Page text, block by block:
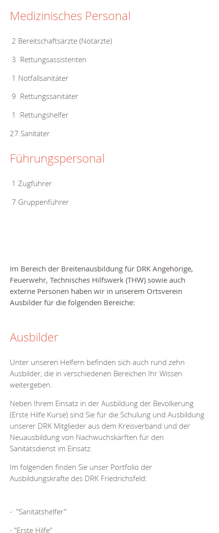
Medizinisches Personal
2 Bereitschaftsärzte (Notärzte)
3 Rettungsassistenten
1 Notfallsanitäter
9 Rettungssanitäter
1 Rettungshelfer
27 Sanitäter
Führungspersonal
1 Zugführer
7 Gruppenführer
Im Bereich der Breitenausbildung für DRK Angehörige,
Feuerwehr, Technisches Hilfswerk (THW) sowie auch
externe Personen haben wir in unserem Ortsverein
Ausbilder für die folgenden Bereiche:
Ausbilder
Unter unseren Helfern befinden sich auch rund zehn
Ausbilder, die in verschiedenen Bereichen Ihr Wissen
weitergeben.
Neben Ihrem Einsatz in der Ausbildung der Bevölkerung
(Erste Hilfe Kurse) sind Sie für die Schulung und Ausbildung
unserer DRK Mitglieder aus dem Kreisverband und der
Neuausbildung von Nachwuchskärften für den
Sanitätsdienst im Einsatz.
Im folgenden finden Sie unser Portfolio der
Ausbildungskräfte des DRK Friedrichsfeld:
- "Sanitätshelfer"
- "Erste Hilfe"